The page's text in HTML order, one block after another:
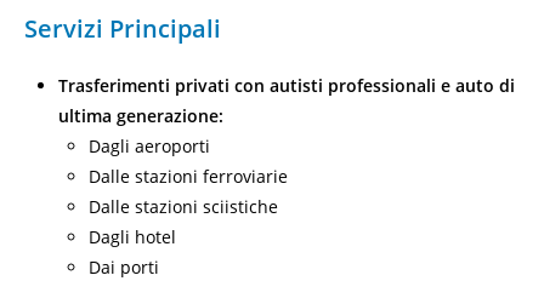
Servizi Principali
Trasferimenti privati con autisti professionali e auto di
ultima generazione:
Dagli aeroporti
Dalle stazioni ferroviarie
Dalle stazioni sciistiche
Dagli hotel
Dai porti